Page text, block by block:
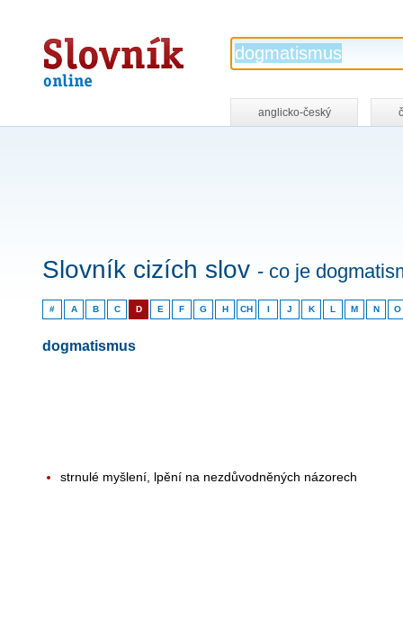
Slovník
online
anglicko-český
Slovník cizích slov - co je
# A B C D E F G H CH I J K L M N O
dogmatismus
strnulé myšlení, lpění na nezdůvodněných názorech